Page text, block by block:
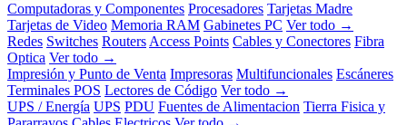
Computadoras y Componentes Procesadores Tarjetas Madre
Tarjetas de Video Memoria RAM Gabinetes PC Ver todo →
Redes Switches Routers Access Points Cables y Conectores Fibra
Optica Ver todo →
Impresión y Punto de Venta Impresoras Multifuncionales Escáneres
Terminales POS Lectores de Código Ver todo →
UPS / Energía UPS PDU Fuentes de Alimentacion Tierra Fisica y